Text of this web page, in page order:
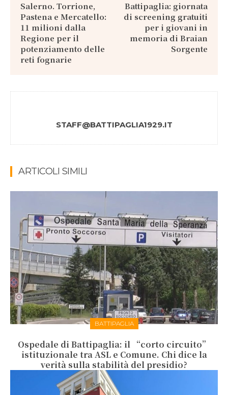
Salerno. Torrione,
Pastena e Mercatello:
11 milioni dalla
Regione per il
potenziamento delle
reti fognarie
Battipaglia: giornata
di screening gratuiti
per i giovani in
memoria di Braian
Sorgente
STAFF@BATTIPAGLIA1929.IT
ARTICOLI SIMILI
BATTIPAGLIA
Ospedale di Battipaglia: il “corto circuito”
istituzionale tra ASL e Comune. Chi dice la
verità sulla stabilità del presidio?